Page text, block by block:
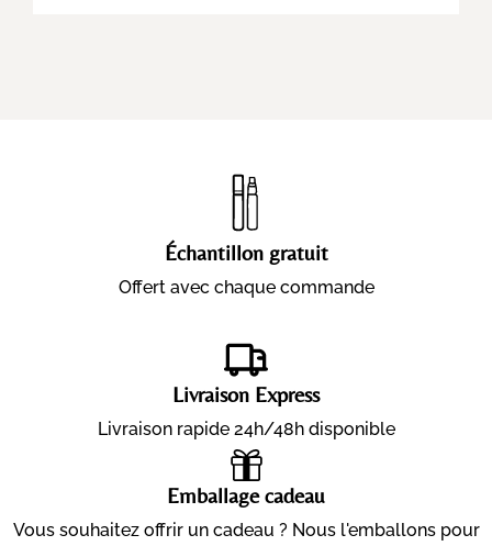
Échantillon gratuit
Offert avec chaque commande
Livraison Express
Livraison rapide 24h/48h disponible
Emballage cadeau
Vous souhaitez offrir un cadeau ? Nous l'emballons pour